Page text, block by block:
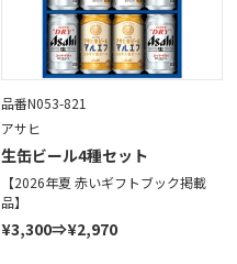
品番N053-821
アサヒ
生缶ビール4種セット
【2026年夏 赤いギフトブック掲載
品】
¥3,300⇒¥2,970